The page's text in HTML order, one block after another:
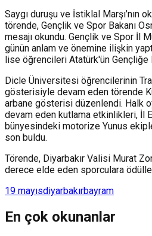
Saygı duruşu ve İstiklal Marşı’nın
törende, Gençlik ve Spor Bakanı
mesajı okundu. Gençlik ve Spor İl
günün anlam ve önemine ilişkin
lise öğrencileri Atatürk'ün Gençliğe
Dicle Üniversitesi öğrencilerinin
gösterisiyle devam eden törende
arbane gösterisi düzenlendi. Halk
devam eden kutlama etkinlikleri, İl
bünyesindeki motorize Yunus
son buldu.
Törende, Diyarbakır Valisi Murat
derece elde eden sporculara
19 mayısdiyarbakırbayram
En çok okunanlar